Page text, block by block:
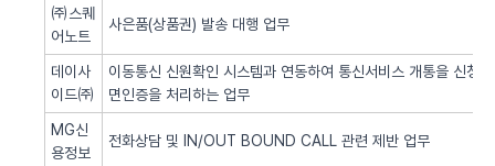
㈜스퀘
어노트
사은품(상품권) 발송 대행 업무
데이사
이드㈜
이동통신 신원확인 시스템과 연동하여 통신서비스 개통을 신청
면인증을 처리하는 업무
MG신
용정보
전화상담 및 IN/OUT BOUND CALL 관련 제반 업무